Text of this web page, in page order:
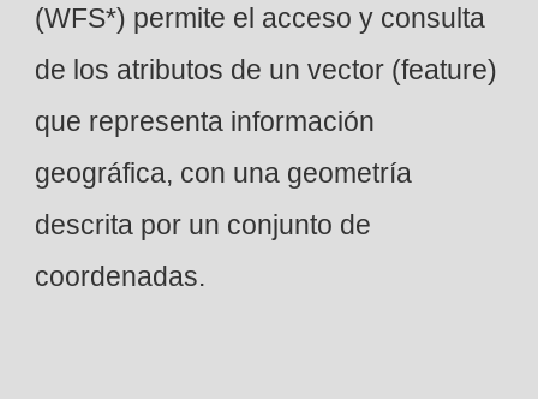
(WFS*) permite el acceso y consulta
de los atributos de un vector (feature)
que representa información
geográfica, con una geometría
descrita por un conjunto de
coordenadas.